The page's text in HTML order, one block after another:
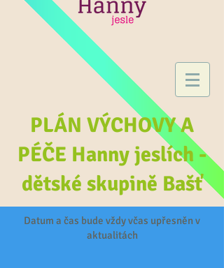
PLÁN VÝCHOVY A
PÉČE Hanny jeslích -
dětské skupině Bašť
Datum a čas bude vždy včas upřesněn v
aktualitách